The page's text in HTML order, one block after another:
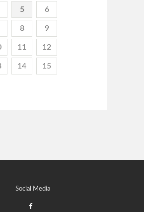
5 6
8 9
11 12
14 15
Social Media